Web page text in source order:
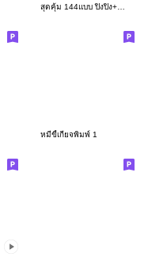
สุดคุ้ม 144แบบ ปิงปิง+ทำงานค่ะ
หมีขี้เกียจพิมพ์ 1